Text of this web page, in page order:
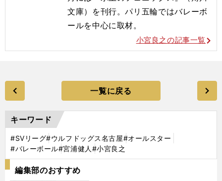
文庫）を刊行。パリ五輪ではバレーボ
ールを中心に取材。
小宮良之の記事一覧
一覧に戻る
キーワード
#SVリーグ#ウルフドッグス名古屋#オールスター
#バレーボール#宮浦健人 #小宮良之
編集部のおすすめ